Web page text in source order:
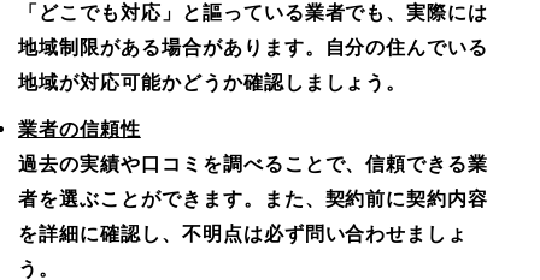
「どこでも対応」と謳っている業者でも、実際には
地域制限がある場合があります。自分の住んでいる
地域が対応可能かどうか確認しましょう。
業者の信頼性
過去の実績や口コミを調べることで、信頼できる業
者を選ぶことができます。また、契約前に契約内容
を詳細に確認し、不明点は必ず問い合わせましょ
う。